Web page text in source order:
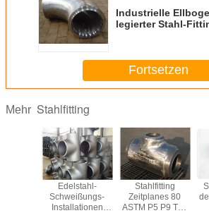
Industrielle
legierter Stahl-
Fortsetzen
Mehr Stahlfitting
Edelstahl-
Schweißungs-
Installationen
Stahlfitting
Zeitplanes 80
ASTM P5 P9 T11